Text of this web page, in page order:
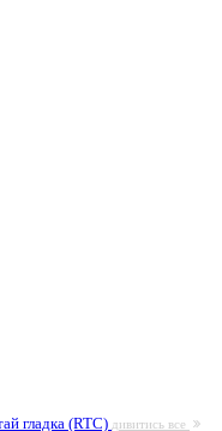
гладка (RTC) дивитись все